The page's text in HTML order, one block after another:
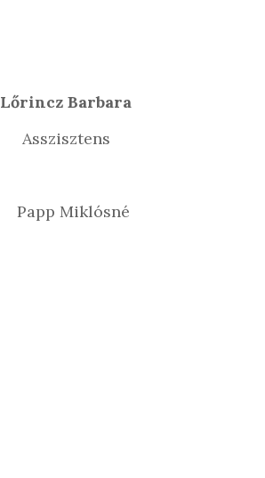
Lőrincz Barbara
Asszisztens